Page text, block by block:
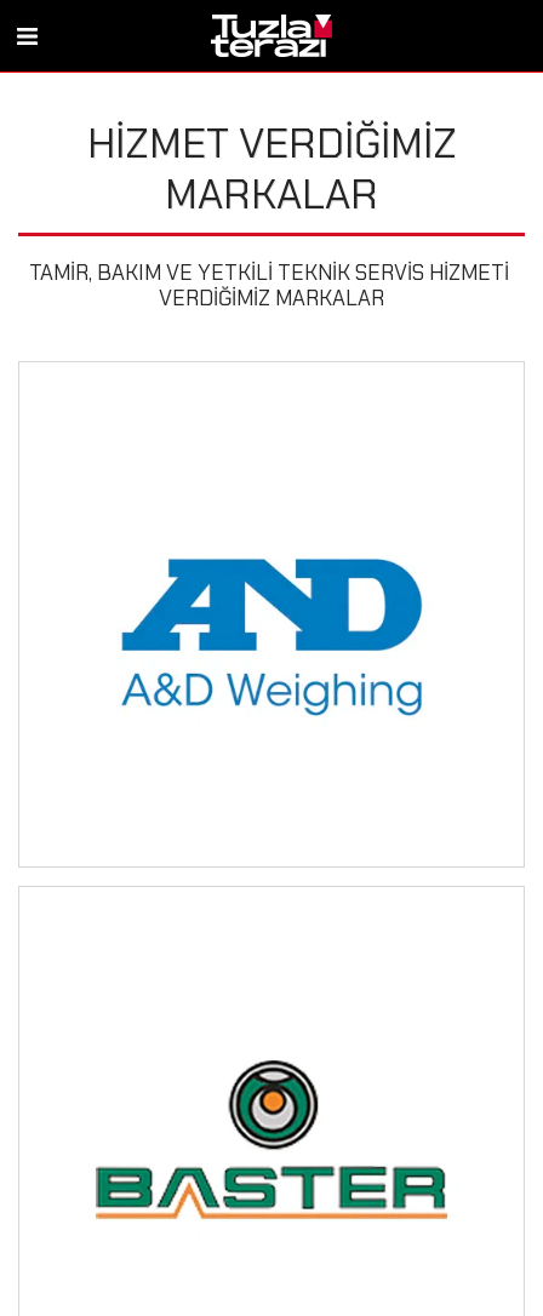
HIZMET VERDIĞIMIZ
MARKALAR
TAMİR, BAKIM VE YETKİLİ TEKNİK SERVİS HİZMETİ
VERDİĞİMİZ MARKALAR